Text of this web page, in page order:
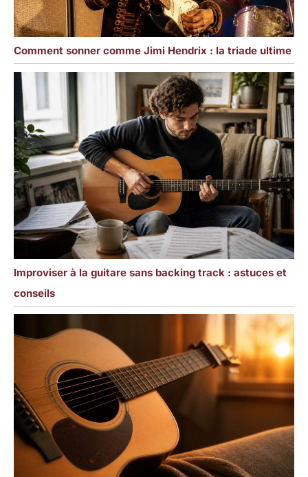
Comment sonner comme Jimi Hendrix : la triade ultime
Improviser à la guitare sans backing track : astuces et
conseils